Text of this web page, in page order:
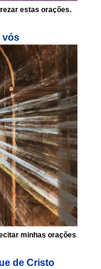
estas orações.
vós
minhas orações
de Cristo